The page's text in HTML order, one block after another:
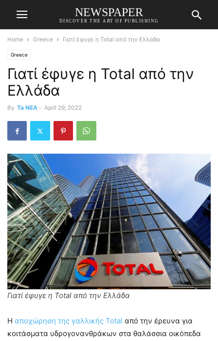
NEWSPAPER
DISCOVER THE ART OF PUBLISHING
Home Greece Γιατί έφυγε η Total από την Ελλάδα
Greece
Γιατί έφυγε η Total από την
Ελλάδα
By Ta NEA - April 29, 2022
Γιατί έφυγε η Total από την Ελλάδα
Η αποχώρηση της γαλλικής Total από την έρευνα για
κοιτάσματα υδρογονανθράκων στα θαλάσσια οικόπεδα